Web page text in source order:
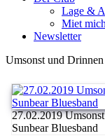
Lage &
Miet mich
Newsletter
Umsonst und
27.02.2019
Sunbear Bluesband